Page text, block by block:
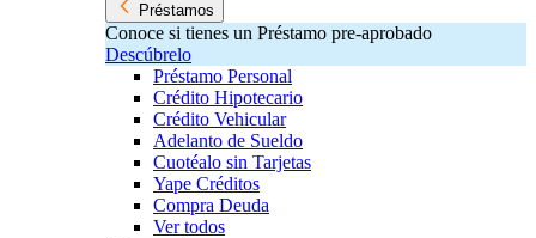
Préstamos
Conoce si tienes un Préstamo pre-aprobado
Descúbrelo
Préstamo Personal
Crédito Hipotecario
Crédito Vehicular
Adelanto de Sueldo
Cuotéalo sin Tarjetas
Yape Créditos
Compra Deuda
Ver todos